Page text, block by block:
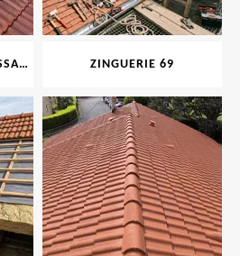
NETTOYAGE ET DÉMOUSSAGE DE TOITURE ET FAÇADE 69 ZINGUERIE 69